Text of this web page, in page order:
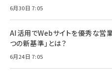
6月30日 7:05
AI活用でWebサイトを優秀な営
つの新基準」とは？
6月24日 7:05